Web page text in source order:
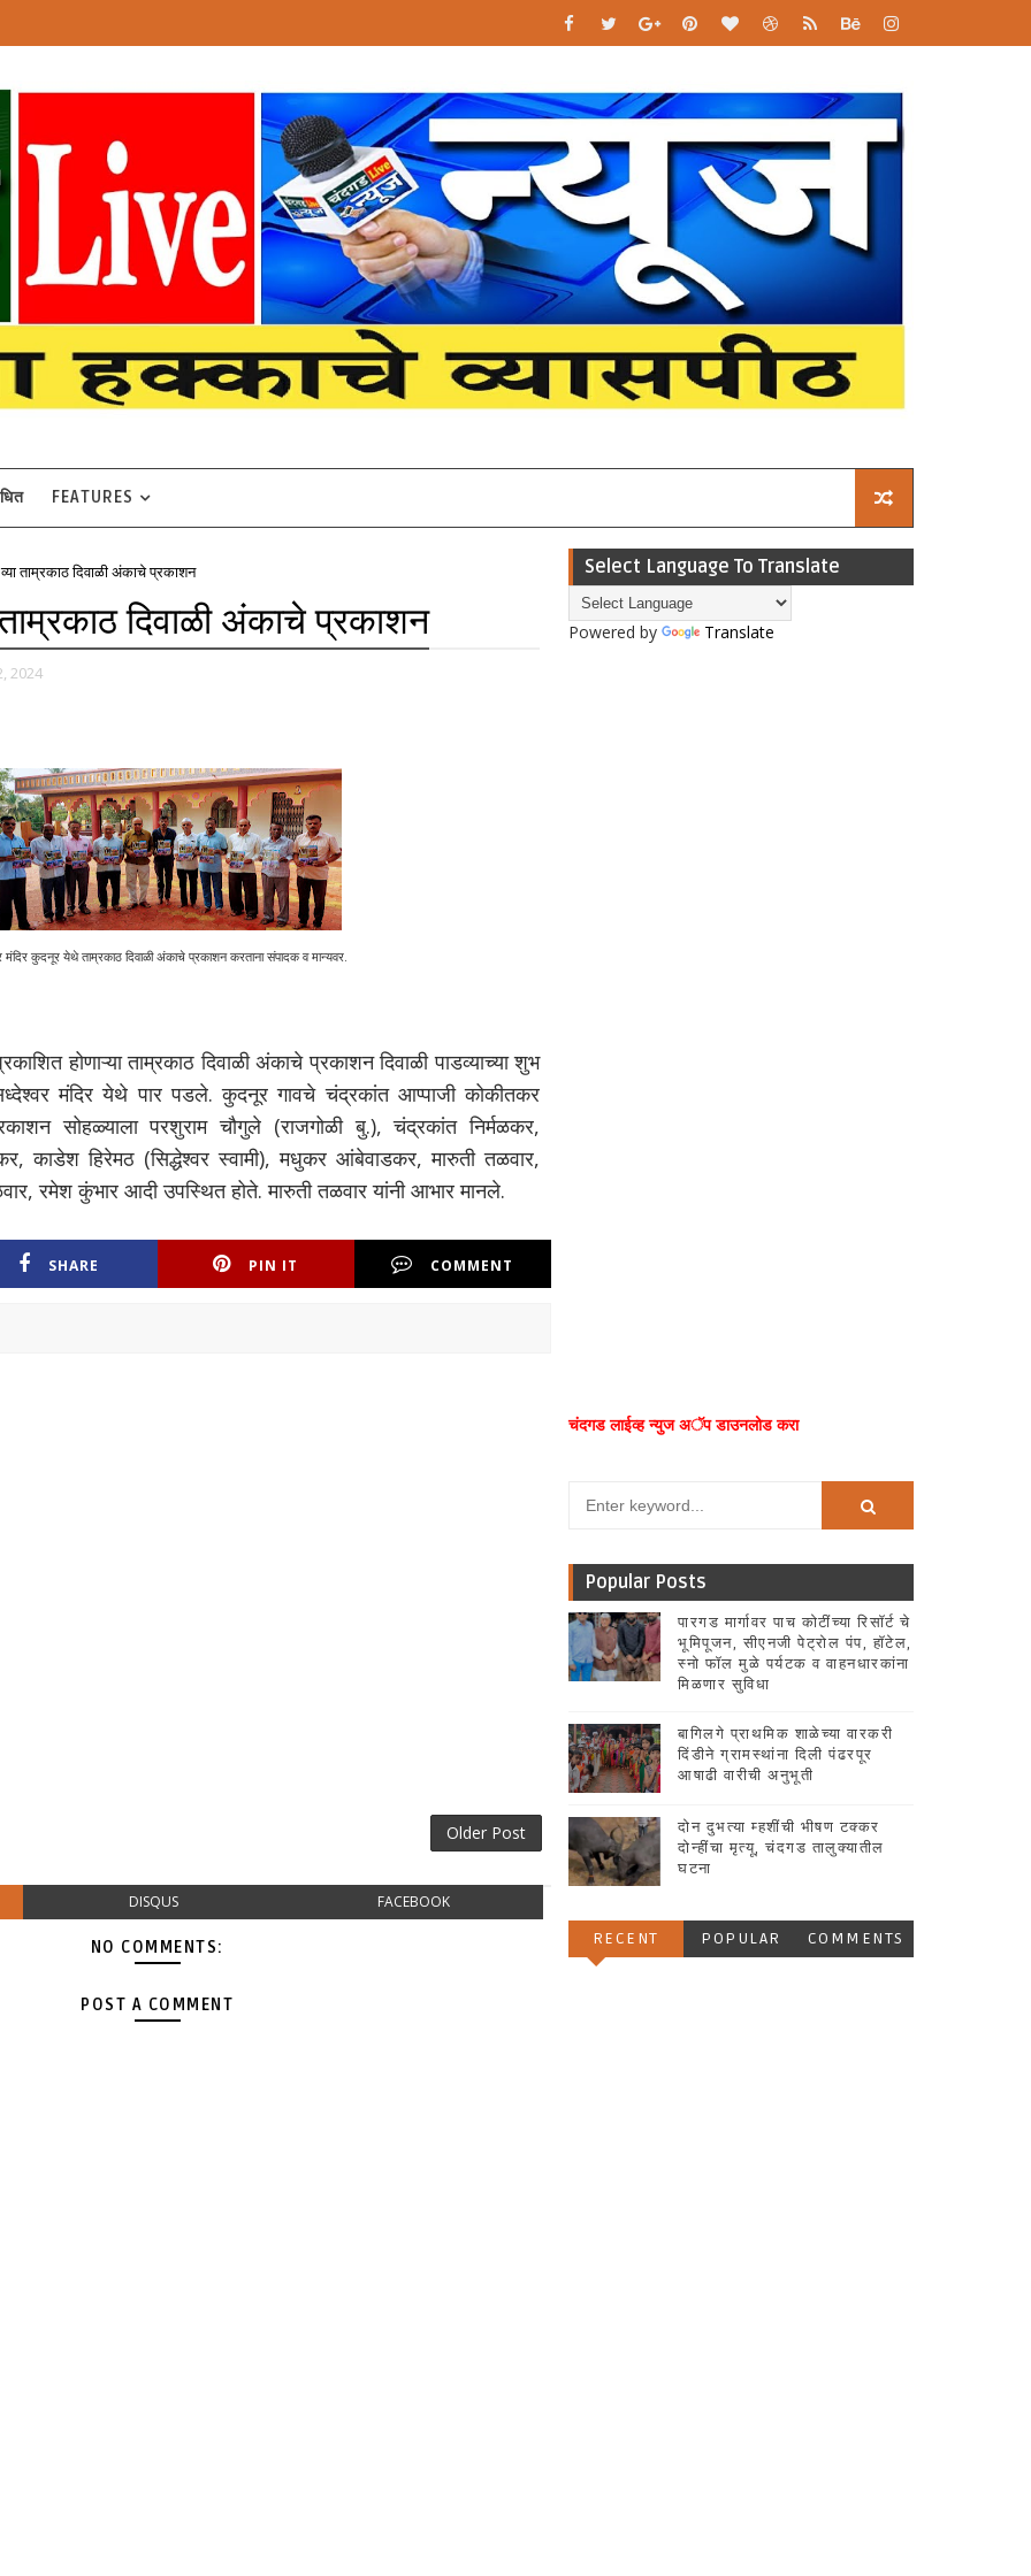
FEATURES
ताम्रकाठ दिवाळी अंकाचे प्रकाशन
दिवाळी अंकाचे प्रकाशन
2024
मंदिर कुदनूर येथे ताम्रकाठ दिवाळी अंकाचे प्रकाशन करताना संपादक व मान्यवर.
होणाऱ्या ताम्रकाठ दिवाळी अंकाचे प्रकाशन दिवाळी पाडव्याच्या शुभ
मंदिर येथे पार पडले. कुदनूर गावचे चंद्रकांत आप्पाजी कोकीतकर
सोहळ्याला परशुराम चौगुले (राजगोळी बु.), चंद्रकांत निर्मळकर,
काडेश हिरेमठ (सिद्धेश्वर स्वामी), मधुकर आंबेवाडकर, मारुती तळवार,
रमेश कुंभार आदी उपस्थित होते. मारुती तळवार यांनी आभार मानले.
SHARE PIN IT COMMENT
Older Post
DISQUS FACEBOOK
NO COMMENTS:
POST A COMMENT
Select Language To Translate
Powered by Translate
चंदगड लाईव्ह न्युज अॅप डाउनलोड करा
Popular Posts
पारगड मार्गावर पाच कोटींच्या रिसॉर्ट चे
भूमिपूजन, सीएनजी पेट्रोल पंप, हॉटेल,
स्नो फॉल मुळे पर्यटक व वाहनधारकांना
मिळणार सुविधा
बागिलगे प्राथमिक शाळेच्या वारकरी
दिंडीने ग्रामस्थांना दिली पंढरपूर
आषाढी वारीची अनुभूती
दोन दुभत्या म्हशींची भीषण टक्कर
दोन्हींचा मृत्यू, चंदगड तालुक्यातील
घटना
RECENT POPULAR COMMENTS